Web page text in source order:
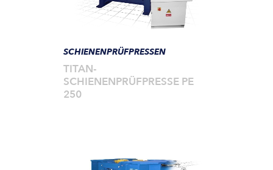
SCHIENENPRÜFPRESSEN
TITAN-
SCHIENENPRÜFPRESSE PE
250